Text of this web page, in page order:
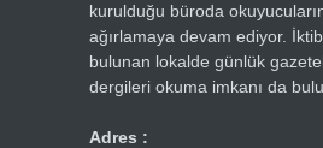
kurulduğu büroda
ağırlamaya devam ediyor.
bulunan lokalde günlük
dergileri okuma imkanı da
Adres :